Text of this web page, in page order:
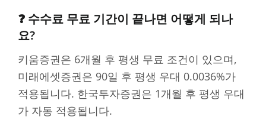
❓ 수수료 무료 기간이 끝나면 어떻게 되나
요?
키움증권은 6개월 후 평생 무료 조건이 있으며,
미래에셋증권은 90일 후 평생 우대 0.0036%가
적용됩니다. 한국투자증권은 1개월 후 평생 우대
가 자동 적용됩니다.